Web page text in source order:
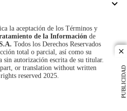
PUBLICIDAD
la aceptación de los Términos y
de la Información de
Todos los Derechos Reservados
total o parcial, así como su
autorización escrita de su titular.
or translation without written
reserved 2025.